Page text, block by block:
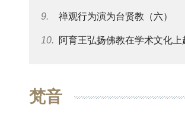
9. 禅观行为演为台贤教（六）
10. 阿育王弘扬佛教在学术文化上起了一
梵音